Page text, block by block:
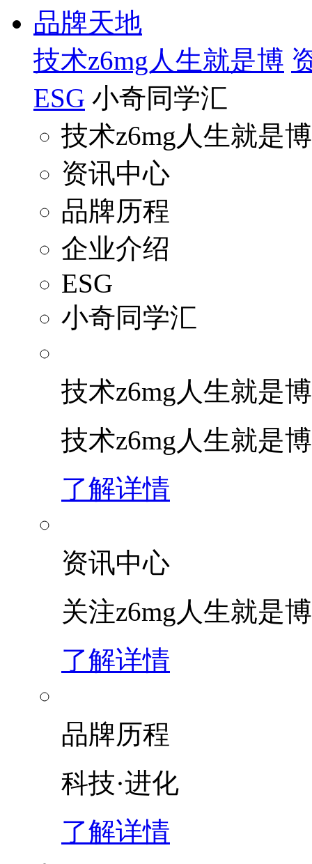
品牌天地
技术z6mg人生就是博
ESG 小奇同学汇
技术z6mg人生就是博
资讯中心
品牌历程
企业介绍
ESG
小奇同学汇
技术z6mg人生就是博
技术z6mg人生就是
了解详情
资讯中心
关注z6mg人生就是博
了解详情
品牌历程
科技·进化
了解详情